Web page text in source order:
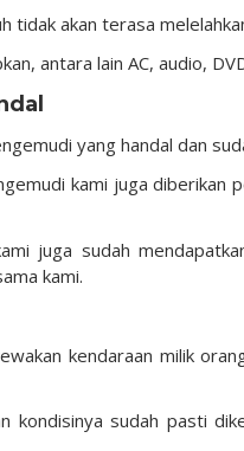
tidak akan terasa
antara lain AC, audio,
yang handal dan
kami juga
juga sudah
kami.
kendaraan milik
kondisinya sudah pasti